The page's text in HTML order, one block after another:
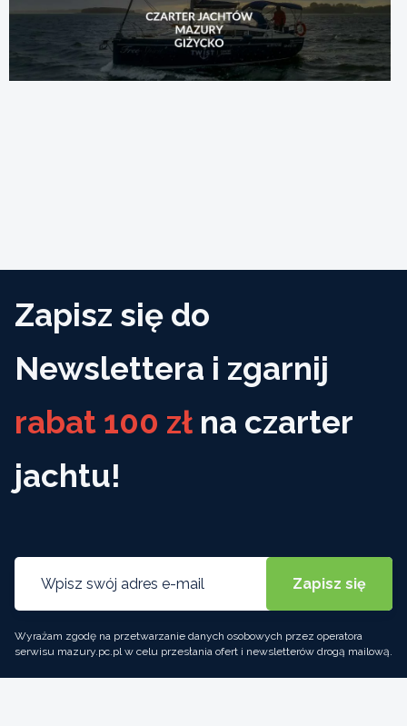
Zapisz się do
Newslettera i zgarnij
rabat 100 zł na czarter
jachtu!
Wyrażam zgodę na przetwarzanie danych osobowych przez operatora
serwisu mazury.pc.pl w celu przesłania ofert i newsletterów drogą mailową.